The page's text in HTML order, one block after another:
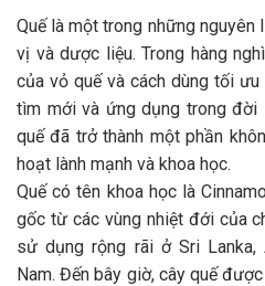
Quế là một trong những nguyên
vị và dược liệu. Trong hàng
của vỏ quế và cách dùng tối
tìm mới và ứng dụng trong đời
quế đã trở thành một phần
hoạt lành mạnh và khoa học.
Quế có tên khoa học là
gốc từ các vùng nhiệt đới của
sử dụng rộng rãi ở Sri Lanka,
Nam. Đến bây giờ, cây quế